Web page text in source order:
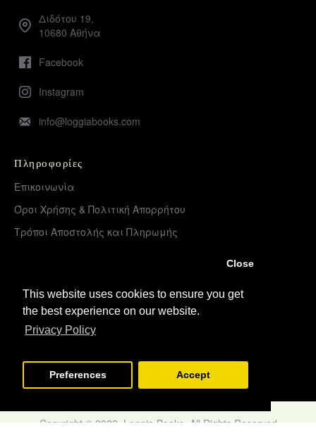
This website uses cookies to ensure you get
the best experience on our website.
Privacy Policy
Close
Preferences Accept
Διδότου 19,
10680 Αθήνα
Facebook
Instagram
info@loggiabooks.com
Πληροφορίες
Επικοινωνία
Όροι Χρήσης & Πολιτική Απορρήτου
Τρόποι Αποστολής και Πληρωμής
Λογαριασμός
Εγγραφή
Copyright © 2022, Loggia Books, All Rights Reserved